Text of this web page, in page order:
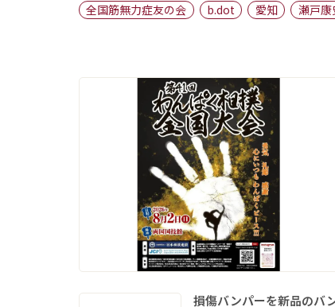
全国筋無力症友の会
b.dot 愛知 瀬戸康
損傷バンパーを新品のバ